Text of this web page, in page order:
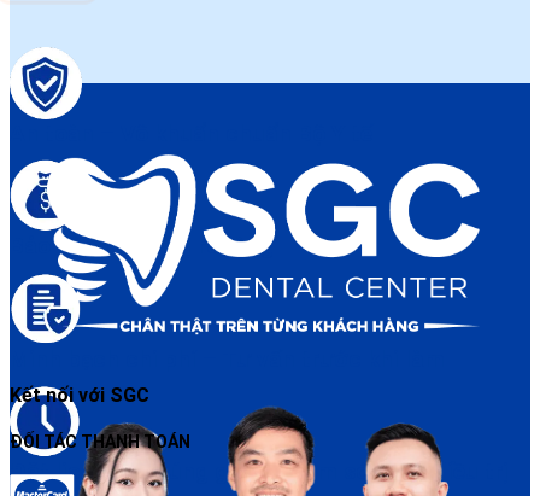
Bảo hành điều trị rõ ràng
Đặt lịch dễ – Đúng giờ – Chăm sóc sau điều trị
Kết nối với SGC
ĐỐI TÁC THANH TOÁN